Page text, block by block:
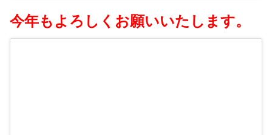
今年もよろしくお願いいたします。